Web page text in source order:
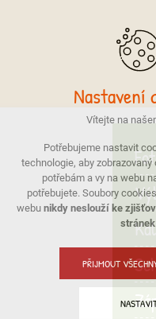
Nastavení
Vítejte na
Potřebujeme nastavit
technologie, aby
potřebám a vy na webu
potřebujete. Soubory
webu nikdy neslouží ke
stránek
PŘIJMOUT